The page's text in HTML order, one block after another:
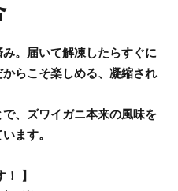
。届いて解凍したらすぐに
らこそ楽しめる、凝縮され
、ズワイガニ本来の風味を
ます。
】